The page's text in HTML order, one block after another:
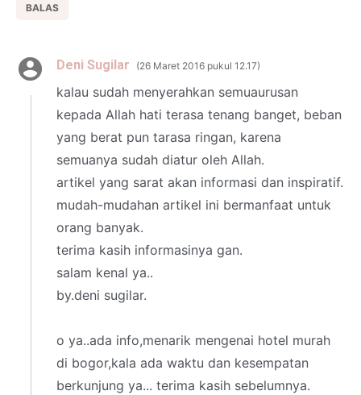
BALAS
Deni Sugilar 26 Maret 2016 pukul 12.17
kalau sudah menyerahkan semuaurusan
kepada Allah hati terasa tenang banget, beban
yang berat pun tarasa ringan, karena
semuanya sudah diatur oleh Allah.
artikel yang sarat akan informasi dan inspiratif.
mudah-mudahan artikel ini bermanfaat untuk
orang banyak.
terima kasih informasinya gan.
salam kenal ya..
by.deni sugilar.
o ya..ada info,menarik mengenai hotel murah
di bogor,kala ada waktu dan kesempatan
berkunjung ya... terima kasih sebelumnya.